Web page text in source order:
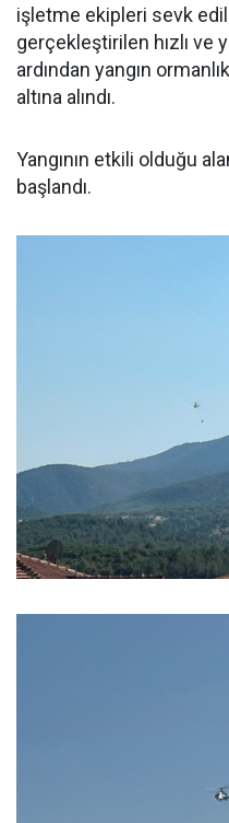
işletme ekipleri sevk
gerçekleştirilen hızlı ve
ardından yangın
altına alındı.
Yangının etkili olduğu
başlandı.